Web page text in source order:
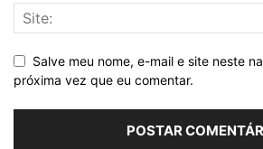
Salve meu nome, e-mail e site neste
próxima vez que eu comentar.